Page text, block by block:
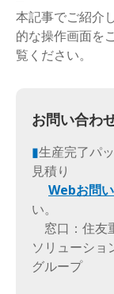
本記事でご紹介
的な操作画面を
覧ください。
お問い合わ
▮生産完了パ
見積り
Webお問
い。
窓口：住友
ソリューシ
グループ